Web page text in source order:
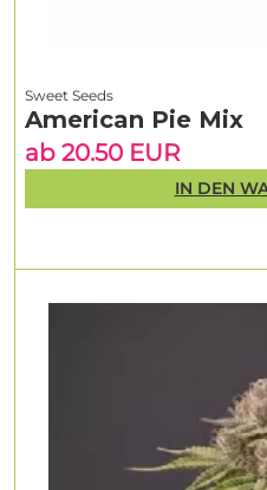
Sweet Seeds
American Pie Mix
ab 20.50 EUR
IN DEN